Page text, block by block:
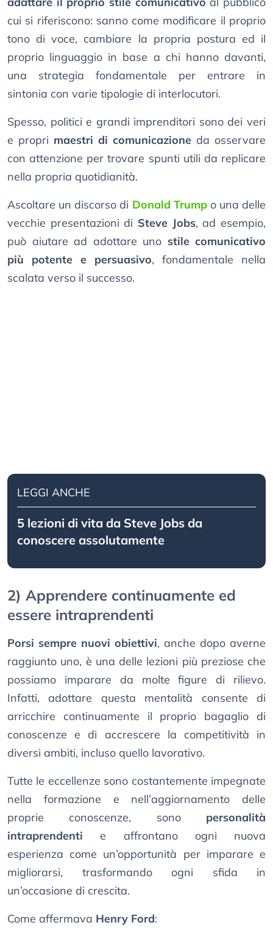
cui si riferiscono: sanno come modificare il proprio
tono di voce, cambiare la propria postura ed il
proprio linguaggio in base a chi hanno davanti,
una strategia fondamentale per entrare in
sintonia con varie tipologie di interlocutori.
Spesso, politici e grandi imprenditori sono dei veri
e propri maestri di comunicazione da osservare
con attenzione per trovare spunti utili da replicare
nella propria quotidianità.
Ascoltare un discorso di Donald Trumpo una delle
vecchie presentazioni di Steve Jobs, ad esempio,
può aiutare ad adottare uno stile comunicativo
più potente e persuasivo, fondamentale nella
scalata verso il successo.
LEGGI ANCHE
5 lezioni di vita da Steve Jobs da
conoscere assolutamente
2) Apprendere continuamente ed
essere intraprendenti
Porsi sempre nuovi obiettivi, anche dopo averne
raggiunto uno, è una delle lezioni più preziose che
possiamo imparare da molte figure di rilievo.
Infatti, adottare questa mentalità consente di
arricchire continuamente il proprio bagaglio di
conoscenze e di accrescere la competitività in
diversi ambiti, incluso quello lavorativo.
Tutte le eccellenze sono costantemente impegnate
nella formazione e nell’aggiornamento delle
proprie conoscenze, sono personalità
intraprendenti e affrontano ogni nuova
esperienza come un’opportunità per imparare e
migliorarsi, trasformando ogni sfida in
un’occasione di crescita.
Come affermava Henry Ford: